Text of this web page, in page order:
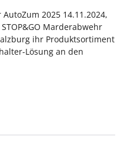
2025 14.11.2024,
Marderabwehr
ihr Produktsortiment
Lösung an den